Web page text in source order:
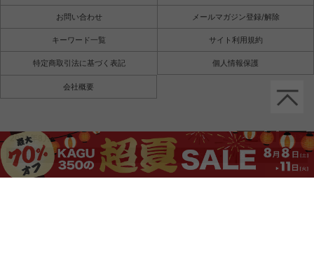
お問い合わせ メールマガジン登録/解除
キーワード一覧 サイト利用規約
特定商取引法に基づく表記 個人情報保護
会社概要
2026年8月
日 月 火 水 木 金 土
1